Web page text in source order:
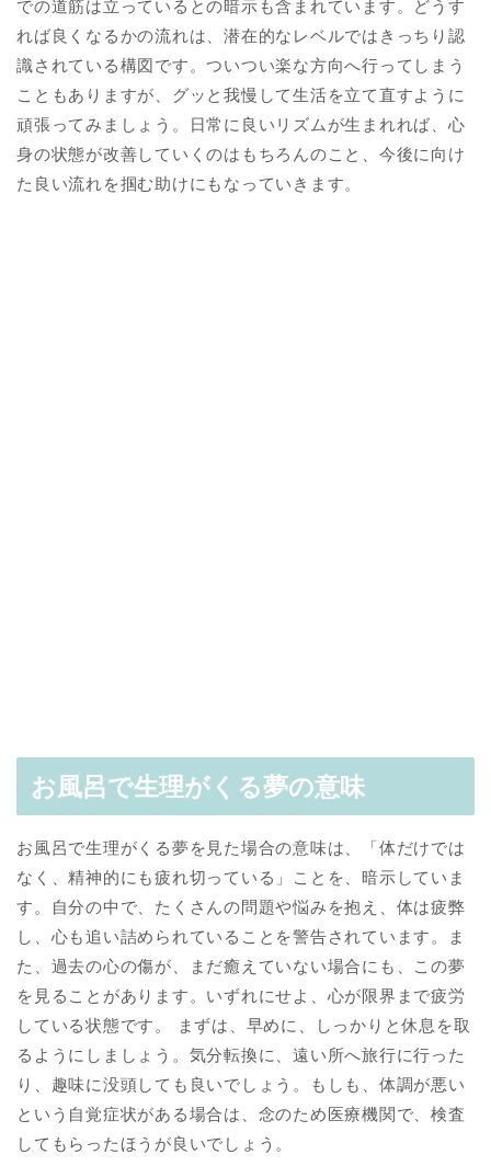
での道筋は立っているとの暗示も含まれています。どうす
れば良くなるかの流れは、潜在的なレベルではきっちり認
識されている構図です。ついつい楽な方向へ行ってしまう
こともありますが、グッと我慢して生活を立て直すように
頑張ってみましょう。日常に良いリズムが生まれれば、心
身の状態が改善していくのはもちろんのこと、今後に向け
た良い流れを掴む助けにもなっていきます。
お風呂で生理がくる夢の意味
お風呂で生理がくる夢を見た場合の意味は、「体だけでは
なく、精神的にも疲れ切っている」ことを、暗示していま
す。自分の中で、たくさんの問題や悩みを抱え、体は疲弊
し、心も追い詰められていることを警告されています。ま
た、過去の心の傷が、まだ癒えていない場合にも、この夢
を見ることがあります。いずれにせよ、心が限界まで疲労
している状態です。 まずは、早めに、しっかりと休息を取
るようにしましょう。気分転換に、遠い所へ旅行に行った
り、趣味に没頭しても良いでしょう。もしも、体調が悪い
という自覚症状がある場合は、念のため医療機関で、検査
してもらったほうが良いでしょう。